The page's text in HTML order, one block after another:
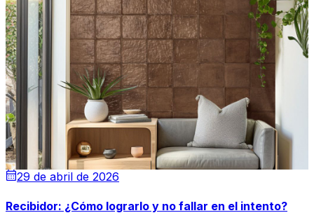
29 de abril de 2026
Recibidor: ¿Cómo lograrlo y no fallar en el intento?